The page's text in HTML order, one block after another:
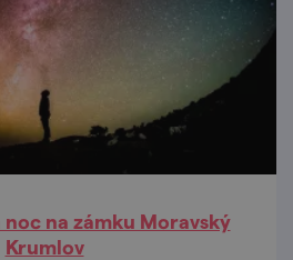
na zámku Moravský
Krumlov